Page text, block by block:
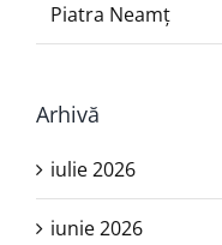
Piatra Neamţ
Arhivă
iulie 2026
iunie 2026